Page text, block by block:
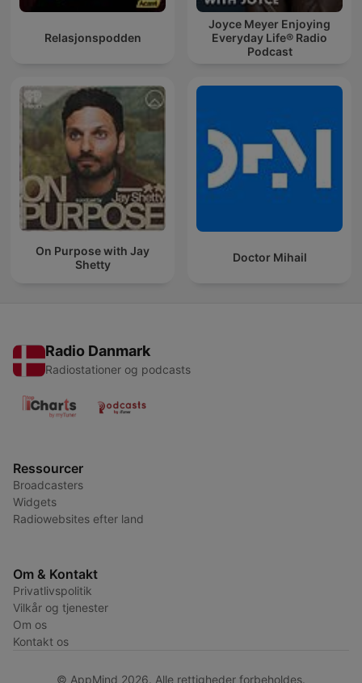
Relasjonspodden
Joyce Meyer Enjoying
Everyday Life® Radio
Podcast
On Purpose with Jay
Shetty
Doctor Mihail
Radio Danmark
Radiostationer og podcasts
Ressourcer
Broadcasters
Widgets
Radiowebsites efter land
Om & Kontakt
Privatlivspolitik
Vilkår og tjenester
Om os
Kontakt os
© AppMind 2026. Alle rettigheder forbeholdes.